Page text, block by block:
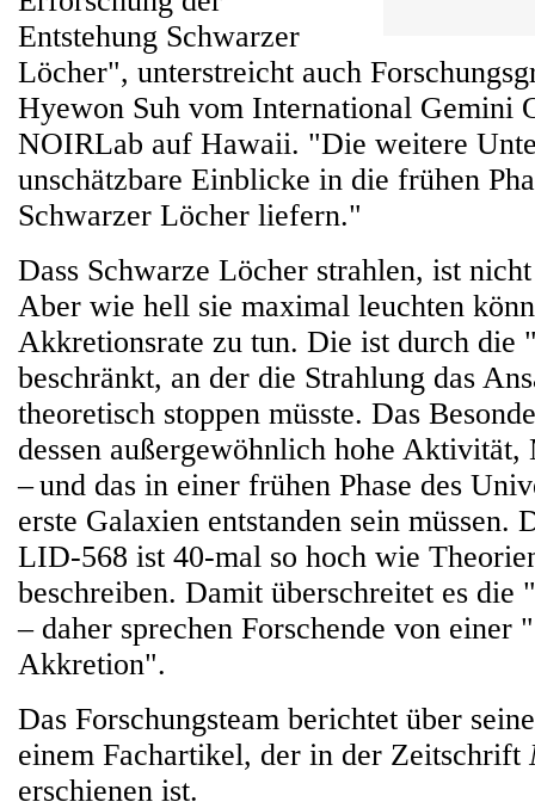
Entstehung Schwarzer
Löcher", unterstreicht auch
Hyewon Suh vom International Gemini
NOIRLab auf Hawaii. "Die weitere
unschätzbare Einblicke in die frühen
Schwarzer Löcher liefern."
Dass Schwarze Löcher strahlen, ist
Aber wie hell sie maximal leuchten
Akkretionsrate zu tun. Die ist durch die
beschränkt, an der die Strahlung das
theoretisch stoppen müsste. Das
dessen außergewöhnlich hohe Aktivität,
– und das in einer frühen Phase des
erste Galaxien entstanden sein müssen.
LID-568 ist 40-mal so hoch wie
beschreiben. Damit überschreitet es die
– daher sprechen Forschende von einer
Akkretion".
Das Forschungsteam berichtet über
einem Fachartikel, der in der Zeitschrift
erschienen ist.